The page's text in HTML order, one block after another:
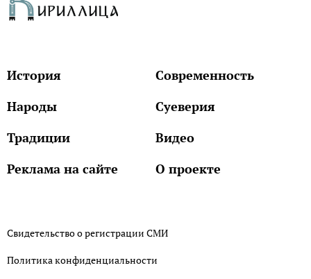
История
Современность
Народы
Суеверия
Традиции
Видео
Реклама на сайте
О проекте
Свидетельство о регистрации СМИ
Политика конфиденциальности